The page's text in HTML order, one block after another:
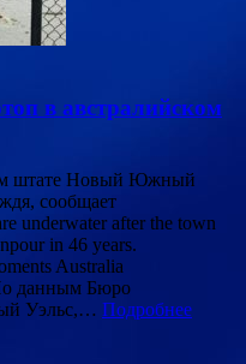
в австралийском
штате Новый Южный
сообщает
underwater after the town
in 46 years.
Australia
данным Бюро
Уэльс,… Подробнее